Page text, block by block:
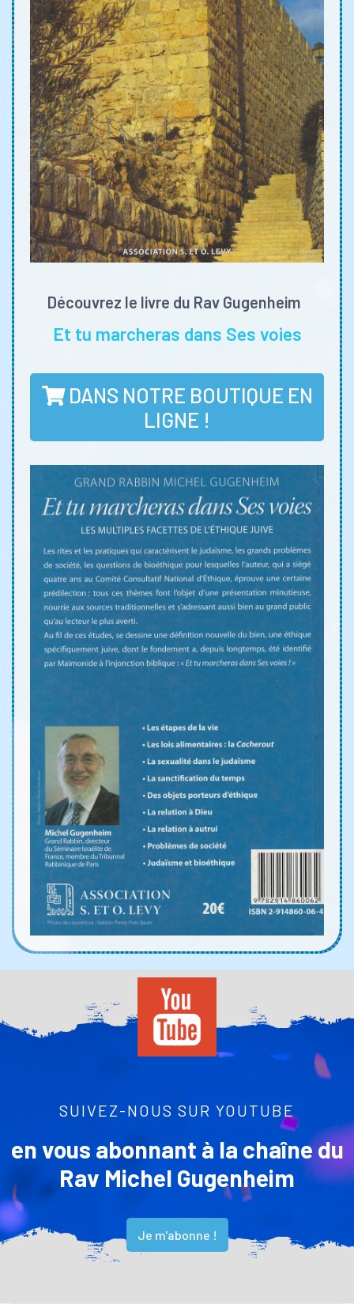
Découvrez le livre du Rav Gugenheim
Et tu marcheras dans Ses voies
DANS NOTRE BOUTIQUE EN
LIGNE !
SUIVEZ-NOUS SUR YOUTUBE
en vous abonnant à la chaîne du
Rav Michel Gugenheim
Je m'abonne !